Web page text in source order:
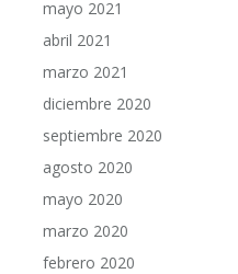
mayo 2021
abril 2021
marzo 2021
diciembre 2020
septiembre 2020
agosto 2020
mayo 2020
marzo 2020
febrero 2020